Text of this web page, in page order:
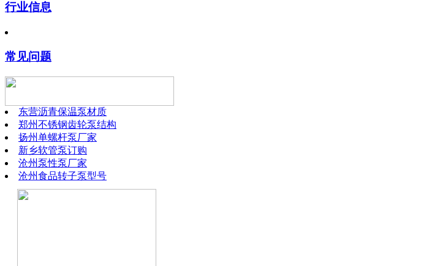
行业信息
常见问题
东营沥青保温泵材质
郑州不锈钢齿轮泵结构
扬州单螺杆泵厂家
新乡软管泵订购
沧州泵性泵厂家
沧州食品转子泵型号